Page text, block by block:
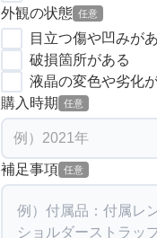
外観の状態 任意
目立つ傷や凹みが
破損箇所がある
液晶の変色や劣化
購入時期
任意
補足事項 任意